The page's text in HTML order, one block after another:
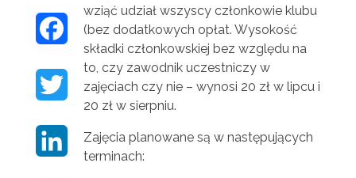
B
wziąć udział wszyscy członkowie klubu
(bez dodatkowych opłat. Wysokość
składki członkowskiej bez względu na
to, czy zawodnik uczestniczy w
zajęciach czy nie – wynosi 20 zł w lipcu i
20 zł w sierpniu.
Zajęcia planowane są w następujących
terminach: